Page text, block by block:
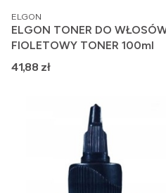
PRODUCENT
ELGON
ELGON TONER DO
FIOLETOWY TONER 100ml
Cena
41,88 zł